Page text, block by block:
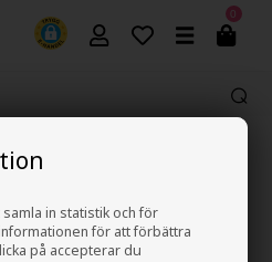
in statistik och för
för att förbättra
på accepterar du
0
vid köp över 499 kr